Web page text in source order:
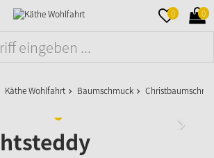
0 0
Käthe Wohlfahrt Baumschmuck